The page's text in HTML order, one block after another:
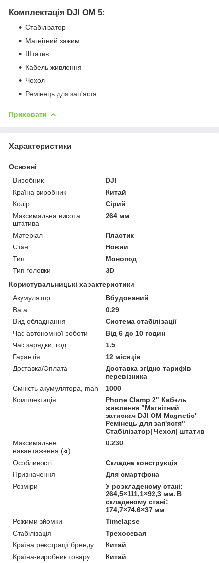
Комплектація DJI OM 5:
Стабілізатор
Магнітний зажим
Штатив
Кабель живлення
Чохол
Ремінець для зап'ястя
Приховати
Характеристики
Основні
Виробник
DJI
Країна виробник
Китай
Колір
Сірий
Максимальна висота
штатива
264 мм
Матеріал
Пластик
Стан
Новий
Тип
Монопод
Тип головки
3D
Користувальницькі характеристики
Акумулятор
Вбудований
Вага
0.29
Вид обладнання
Система стабілізації
Час автономної роботи
Від 6 до 10 годин
Час зарядки, год
1.5
Гарантія
12 місяців
Доставка/Оплата
Доставка згідно тарифів
перевізника
Ємність акумулятора, mah
1000
Комплектація
Phone Clamp 2" Кабель
живлення "Магнітний
затискач DJI OM Magnetic"
Ремінець для зап'ястя"
Стабілізатор| Чехол| штатив
Максимальне
навантаження (кг)
0.230
Особливості
Складна конструкція
Призначення
Для смартфона
Розміри
У розкладеному стані:
264,5×111,1×92,3 мм. В
складеному стані:
174,7×74.6×37 мм
Режими зйомки
Timelapse
Стабілізація
Трехосевая
Країна реєстрації бренду
Китай
Країна-виробник товару
Китай